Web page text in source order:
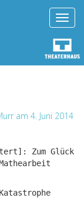
am 4. Juni 2014
Zum Glück